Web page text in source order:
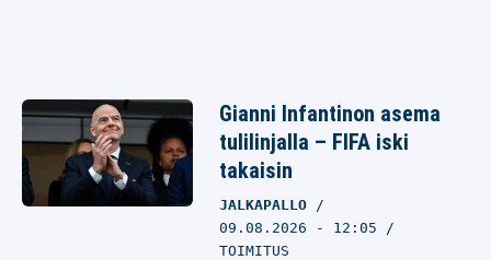
Gianni Infantinon asema
tulilinjalla – FIFA iski
takaisin
JALKAPALLO
09.08.2026 - 12:05
TOIMITUS